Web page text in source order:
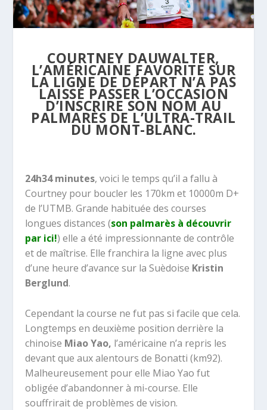
COURTNEY DAUWALTER,
L’AMÉRICAINE FAVORITE SUR
LA LIGNE DE DÉPART N’A PAS
LAISSÉ PASSER L’OCCASION
D’INSCRIRE SON NOM AU
PALMARÈS DE L’ULTRA-TRAIL
DU MONT-BLANC.
24h34 minutes, voici le temps qu’il a fallu à
Courtney pour boucler les 170km et 10000m D+
de l’UTMB. Grande habituée des courses
longues distances (son palmarès à découvrir
par ici!) elle a été impressionnante de contrôle
et de maîtrise. Elle franchira la ligne avec plus
d’une heure d’avance sur la Suèdoise Kristin
Berglund.
Cependant la course ne fut pas si facile que cela.
Longtemps en deuxième position derrière la
chinoise Miao Yao, l’américaine n’a repris les
devant que aux alentours de Bonatti (km92).
Malheureusement pour elle Miao Yao fut
obligée d’abandonner à mi-course. Elle
souffrirait de problèmes de vision.